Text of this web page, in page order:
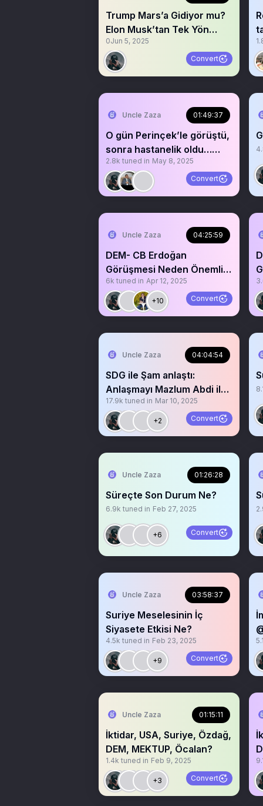
Trump Mars’a Gidiyor mu?
Elon Musk’tan Tek Yön
Bilet! İyi Bayramlar 😄
0Jun 5, 2025
Convert
Uncle Zaza 01:49:37
O gün Perinçek’le görüştü,
sonra hastanelik oldu…
@sirsureyya
2.8k tuned in May 8, 2025
Convert
Uncle Zaza 04:25:59
DEM- CB Erdoğan
Görüşmesi Neden Önemli?
@DemGenelMerkezi
6k tuned in Apr 12, 2025
+10 Convert
Uncle Zaza 04:04:54
SDG ile Şam anlaştı:
Anlaşmayı Mazlum Abdi ile
Şara imzaladı!
17.9k tuned in Mar 10, 2025
+2 Convert
Uncle Zaza 01:26:28
Süreçte Son Durum Ne?
6.9k tuned in Feb 27, 2025
+6 Convert
Uncle Zaza 03:58:37
Suriye Meselesinin İç
Siyasete Etkisi Ne?
4.5k tuned in Feb 23, 2025
+9 Convert
Uncle Zaza 01:15:11
İktidar, USA, Suriye, Özdağ,
DEM, MEKTUP, Öcalan?
1.4k tuned in Feb 9, 2025
+3 Convert